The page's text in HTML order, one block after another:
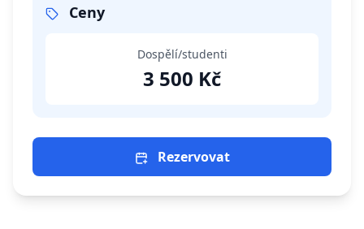
Ceny
Dospělí/studenti
3 500 Kč
Rezervovat